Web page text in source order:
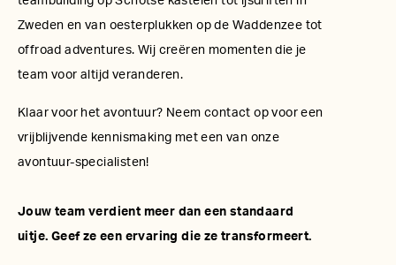
Zweden en van oesterplukken op de Waddenzee tot
offroad adventures. Wij creëren momenten die je
team voor altijd veranderen.
Klaar voor het avontuur? Neem contact op voor een
vrijblijvende kennismaking met een van onze
avontuur-specialisten!
Jouw team verdient meer dan een standaard
uitje. Geef ze een ervaring die ze transformeert.